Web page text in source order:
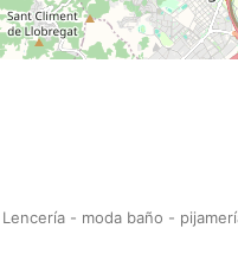
Lencería - moda baño -